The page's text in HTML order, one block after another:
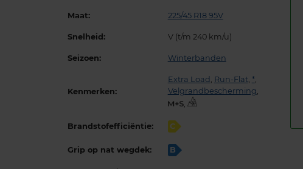
Maat: 225/45 R18 95V
Snelheid: V (t/m 240 km/u)
Seizoen: Winterbanden
Kenmerken:
Extra Load , Run-Flat, *,
Velgrandbescherming,
,
Brandstofefficiëntie: C
Grip op nat wegdek: B